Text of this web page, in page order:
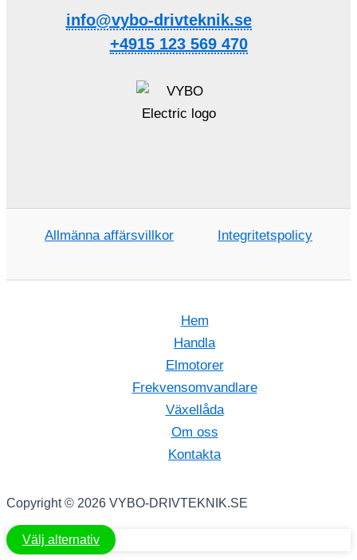
info@vybo-drivteknik.se
+4915 123 569 470
Allmänna affärsvillkor Integritetspolicy
Hem
Handla
Elmotorer
Frekvensomvandlare
Växellåda
Om oss
Kontakta
Copyright © 2026 VYBO-DRIVTEKNIK.SE
Välj alternativ